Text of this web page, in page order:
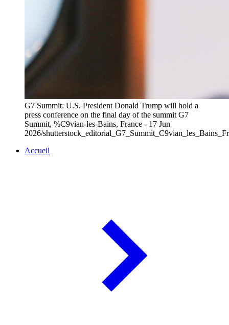
G7 Summit: U.S. President Donald Trump will hold a
press conference on the final day of the summit G7
Summit, %C9vian-les-Bains, France - 17 Jun
2026/
Accueil